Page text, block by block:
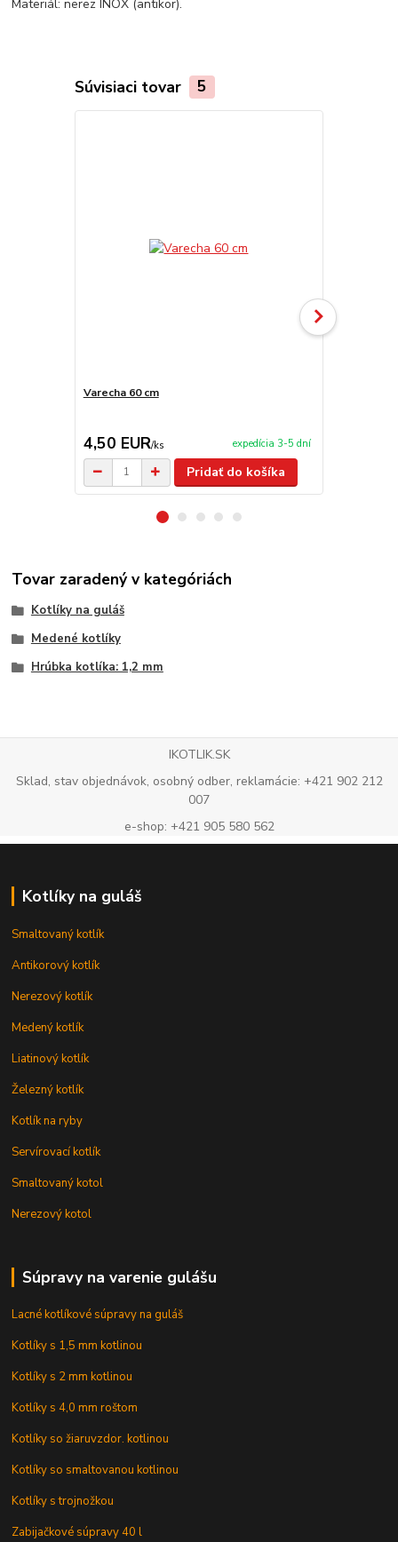
Materiál: nerez INOX (antikor).
Súvisiaci tovar 5
Varecha 60 cm
4,50 EUR/ks expedícia 3-5 dní
Pridať do košíka
Tovar zaradený v kategóriách
Kotlíky na guláš
Medené kotlíky
Hrúbka kotlíka: 1,2 mm
IKOTLIK.SK
Sklad, stav objednávok, osobný odber, reklamácie: +421 902 212
007
e-shop: +421 905 580 562
Kotlíky na guláš
Smaltovaný kotlík
Antikorový kotlík
Nerezový kotlík
Medený kotlík
Liatinový kotlík
Železný kotlík
Kotlík na ryby
Servírovací kotlík
Smaltovaný kotol
Nerezový kotol
Súpravy na varenie gulášu
Lacné kotlíkové súpravy na guláš
Kotlíky s 1,5 mm kotlinou
Kotlíky s 2 mm kotlinou
Kotlíky s 4,0 mm roštom
Kotlíky so žiaruvzdor. kotlinou
Kotlíky so smaltovanou kotlinou
Kotlíky s trojnožkou
Zabijačkové súpravy 40 l